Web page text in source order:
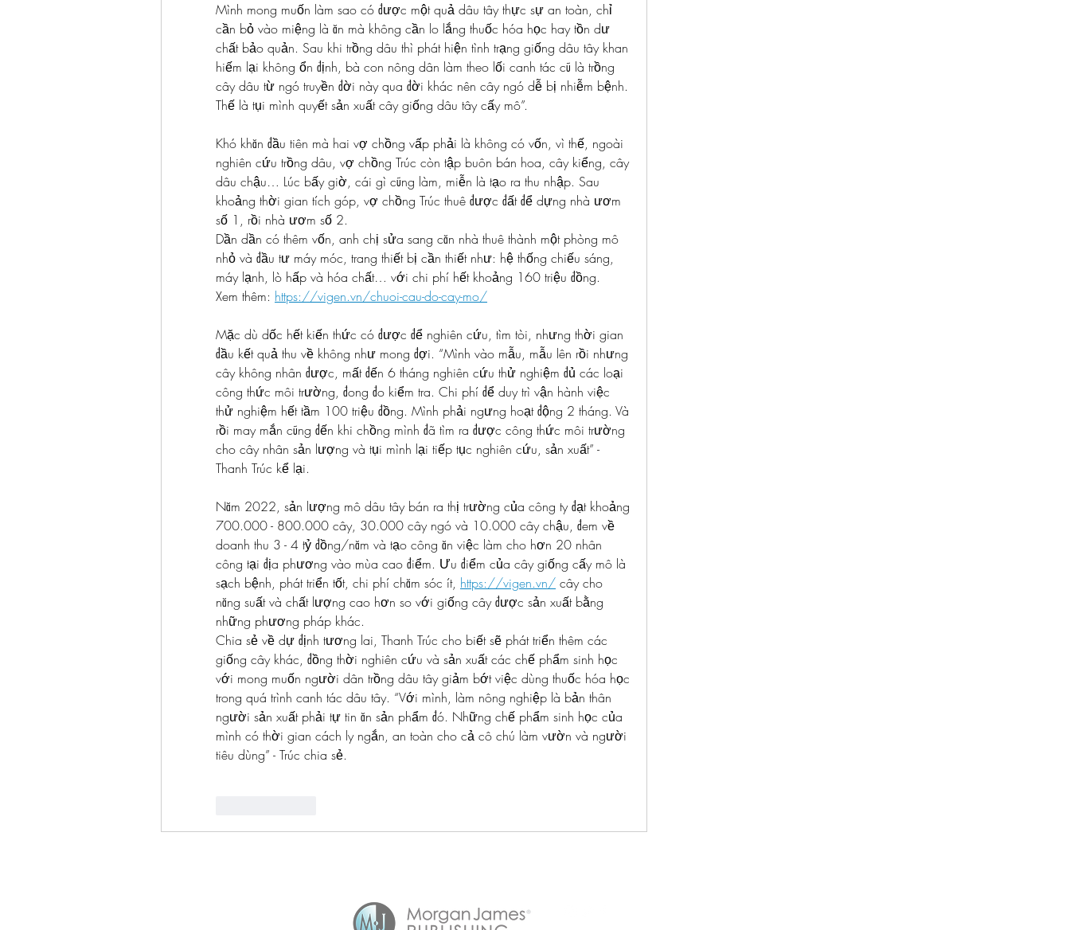
Mình mong muốn làm sao có được một quả dâu tây thực sự an toàn, chỉ
cần bỏ vào miệng là ăn mà không cần lo lắng thuốc hóa học hay tồn dư
chất bảo quản. Sau khi trồng dâu thì phát hiện tình trạng giống dâu tây khan
hiếm lại không ổn định, bà con nông dân làm theo lối canh tác cũ là trồng
cây dâu từ ngó truyền đời này qua đời khác nên cây ngó dễ bị nhiễm bệnh.
Thế là tụi mình quyết sản xuất cây giống dâu tây cấy mô”.
Khó khăn đầu tiên mà hai vợ chồng vấp phải là không có vốn, vì thế, ngoài
nghiên cứu trồng dâu, vợ chồng Trúc còn tập buôn bán hoa, cây kiểng, cây
dâu chậu… Lúc bấy giờ, cái gì cũng làm, miễn là tạo ra thu nhập. Sau
khoảng thời gian tích góp, vợ chồng Trúc thuê được đất để dựng nhà ươm
số 1, rồi nhà ươm số 2.
Dần dần có thêm vốn, anh chị sửa sang căn nhà thuê thành một phòng mô
nhỏ và đầu tư máy móc, trang thiết bị cần thiết như: hệ thống chiếu sáng,
máy lạnh, lò hấp và hóa chất… với chi phí hết khoảng 160 triệu đồng.
Xem thêm: https://vigen.vn/chuoi-cau-do-cay-mo/
Mặc dù dốc hết kiến thức có được để nghiên cứu, tìm tòi, nhưng thời gian
đầu kết quả thu về không như mong đợi. “Mình vào mẫu, mẫu lên rồi nhưng
cây không nhân được, mất đến 6 tháng nghiên cứu thử nghiệm đủ các loại
công thức môi trường, đong đo kiểm tra. Chi phí để duy trì vận hành việc
thử nghiệm hết tầm 100 triệu đồng. Mình phải ngưng hoạt động 2 tháng. Và
rồi may mắn cũng đến khi chồng mình đã tìm ra được công thức môi trường
cho cây nhân sản lượng và tụi mình lại tiếp tục nghiên cứu, sản xuất” -
Thanh Trúc kể lại.
Năm 2022, sản lượng mô dâu tây bán ra thị trường của công ty đạt khoảng
700.000 - 800.000 cây, 30.000 cây ngó và 10.000 cây chậu, đem về
doanh thu 3 - 4 tỷ đồng/năm và tạo công ăn việc làm cho hơn 20 nhân
công tại địa phương vào mùa cao điểm. Ưu điểm của cây giống cấy mô là
sạch bệnh, phát triển tốt, chi phí chăm sóc ít, https://vigen.vn/ cây cho
năng suất và chất lượng cao hơn so với giống cây được sản xuất bằng
những phương pháp khác.
Chia sẻ về dự định tương lai, Thanh Trúc cho biết sẽ phát triển thêm các
giống cây khác, đồng thời nghiên cứu và sản xuất các chế phẩm sinh học
với mong muốn người dân trồng dâu tây giảm bớt việc dùng thuốc hóa học
trong quá trình canh tác dâu tây. “Với mình, làm nông nghiệp là bản thân
người sản xuất phải tự tin ăn sản phẩm đó. Những chế phẩm sinh học của
mình có thời gian cách ly ngắn, an toàn cho cả cô chú làm vườn và người
tiêu dùng” - Trúc chia sẻ.